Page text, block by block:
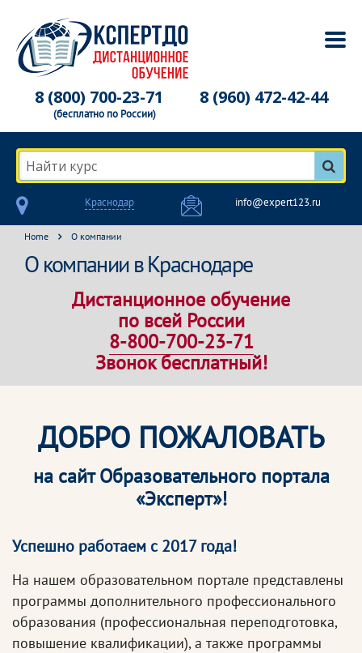
8 (800) 700-23-71
(бесплатно по России)
8 (960) 472-42-44
Найти курс
Краснодар info@expert123.ru
Home О компании
О компании в Краснодаре
Дистанционное обучение
по всей России
8-800-700-23-71
Звонок бесплатный!
ДОБРО ПОЖАЛОВАТЬ
на сайт Образовательного портала
«Эксперт»!
Успешно работаем с 2017 года!
На нашем образовательном портале представлены
программы дополнительного профессионального
образования (профессиональная переподготовка,
повышение квалификации), а также программы